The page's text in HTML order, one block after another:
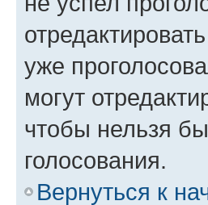
уже
могут
чтобы нельзя
голосования.
Вернуться к